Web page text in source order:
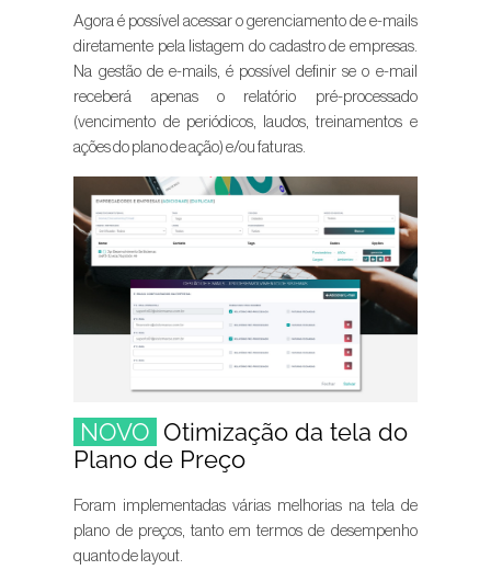
Agora é possível acessar o gerenciamento de e-mails
diretamente pela listagem do cadastro de empresas.
Na gestão de e-mails, é possível definir se o e-mail
receberá apenas o relatório pré-processado
(vencimento de periódicos, laudos, treinamentos e
ações do plano de ação) e/ou faturas.
NOVO Otimização da tela do
Plano de Preço
Foram implementadas várias melhorias na tela de
plano de preços, tanto em termos de desempenho
quanto de layout.